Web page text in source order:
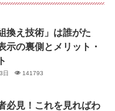
換え技術」は誰がた
示の裏側とメリット・
日 141793
必見！これを見ればわ